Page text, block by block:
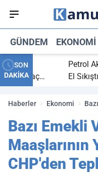
GÜNDEM EKONOMI
SON
DAKİKA
bitti,
maç
Petrol
El
Haberler Ekonomi
Bazı Emekli
Maaşlarının
CHP'den